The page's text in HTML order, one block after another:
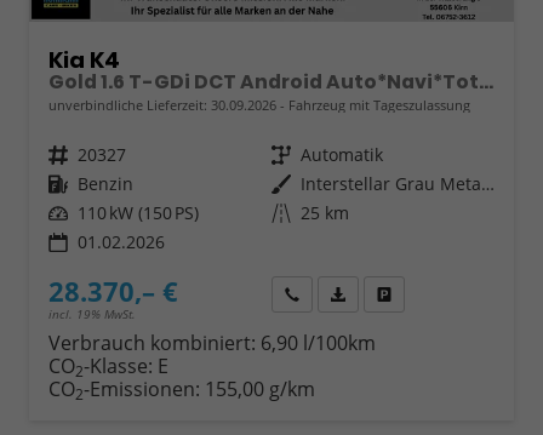
Kia K4
Gold 1.6 T-GDi DCT Android Auto*Navi*Totwinkel*SHZ*Kamera*PrivacyGlas*ACC*Keyless*2Z Klimaauto*
unverbindliche Lieferzeit: 30.09.2026 Fahrzeug mit Tageszulassung
Fahrzeugnr. 20327 Getriebe Automatik
Kraftstoff Benzin Außenfarbe
Interstellar Grau Metallic
Leistung 110 kW (150 PS) Kilometerstand 25 km
01.02.2026
28.370,– €
incl. 19% MwSt.
Wir rufen Sie anFahrzeugexposé (PDF)
Verbrauch kombiniert: 6,90 l/100km
CO2-Klasse: E
CO2-Emissionen: 155,00 g/km